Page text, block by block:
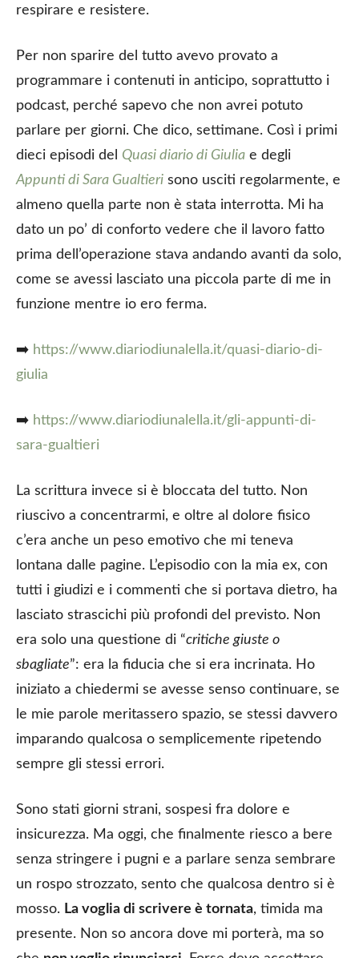
respirare e resistere.
Per non sparire del tutto avevo provato a
programmare i contenuti in anticipo, soprattutto i
podcast, perché sapevo che non avrei potuto
parlare per giorni. Che dico, settimane. Così i primi
dieci episodi del Quasi diario di Giulia e degli
Appunti di Sara Gualtieri sono usciti regolarmente, e
almeno quella parte non è stata interrotta. Mi ha
dato un po’ di conforto vedere che il lavoro fatto
prima dell’operazione stava andando avanti da solo,
come se avessi lasciato una piccola parte di me in
funzione mentre io ero ferma.
➡️ https://www.diariodiunalella.it/quasi-diario-di-
giulia
➡️ https://www.diariodiunalella.it/gli-appunti-di-
sara-gualtieri
La scrittura invece si è bloccata del tutto. Non
riuscivo a concentrarmi, e oltre al dolore fisico
c’era anche un peso emotivo che mi teneva
lontana dalle pagine. L’episodio con la mia ex, con
tutti i giudizi e i commenti che si portava dietro, ha
lasciato strascichi più profondi del previsto. Non
era solo una questione di “critiche giuste o
sbagliate”: era la fiducia che si era incrinata. Ho
iniziato a chiedermi se avesse senso continuare, se
le mie parole meritassero spazio, se stessi davvero
imparando qualcosa o semplicemente ripetendo
sempre gli stessi errori.
Sono stati giorni strani, sospesi fra dolore e
insicurezza. Ma oggi, che finalmente riesco a bere
senza stringere i pugni e a parlare senza sembrare
un rospo strozzato, sento che qualcosa dentro si è
mosso. La voglia di scrivere è tornata, timida ma
presente. Non so ancora dove mi porterà, ma so